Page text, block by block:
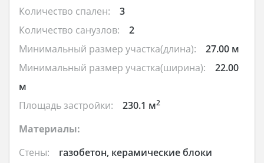
Количество спален:
3
Количество санузлов:
2
Минимальный размер участка(длина):
27.00 м
Минимальный размер участка(ширина):
22.00
м
Площадь застройки:
230.1 м2
Материалы:
Стены:
газобетон, керамические блоки